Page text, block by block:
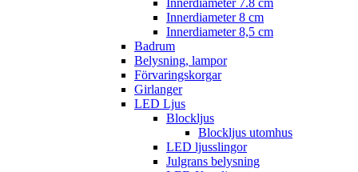
Innerdiameter 8 cm
Innerdiameter 8,5 cm
Badrum
Belysning, lampor
Förvaringskorgar
Girlanger
LED Ljus
Blockljus
Blockljus utomhus
LED ljusslingor
Julgrans belysning